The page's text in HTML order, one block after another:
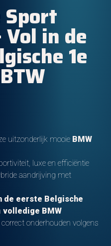
Sport
Vol in de
1e
uitzonderlijk mooie BMW
luxe en efficiëntie
aandrijving met
de eerste Belgische
volledige BMW
onderhouden volgens